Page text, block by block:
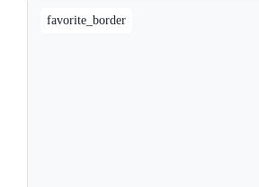
favorite_border